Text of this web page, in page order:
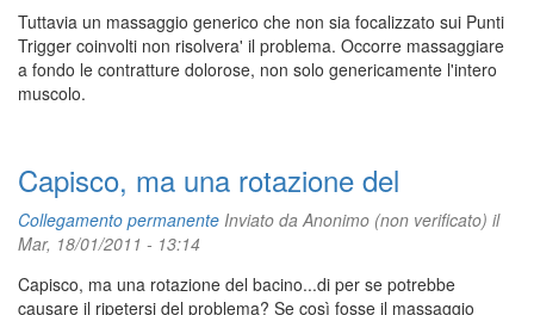
Tuttavia un massaggio generico che non sia focalizzato sui Punti
Trigger coinvolti non risolvera' il problema. Occorre massaggiare
a fondo le contratture dolorose, non solo genericamente l'intero
muscolo.
Capisco, ma una rotazione del
Collegamento permanente Inviato daAnonimo (non verificato) il
Mar, 18/01/2011 - 13:14
Capisco, ma una rotazione del bacino...di per se potrebbe
causare il ripetersi del problema? Se così fosse il massaggio